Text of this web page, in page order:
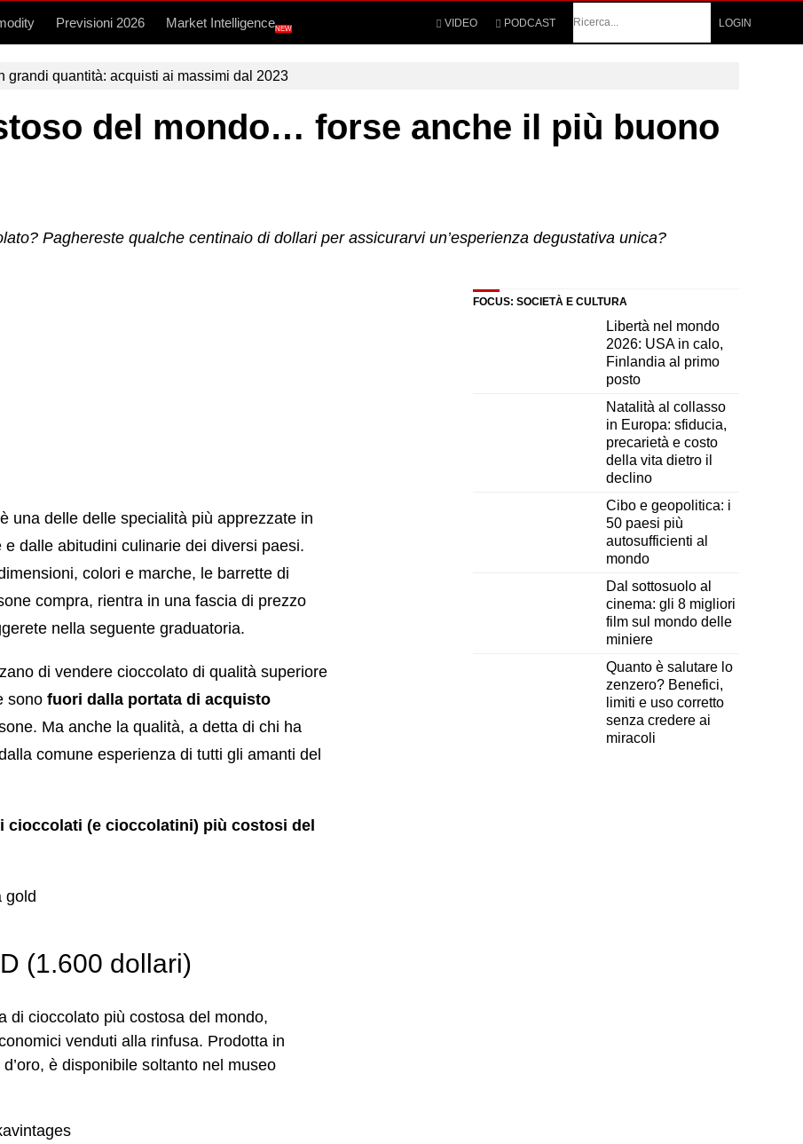
Previsioni 2026 Market IntelligenceNEW VIDEO PODCAST
LOGIN
grandi quantità: acquisti ai massimi dal 2023
del mondo… forse anche il più buono
Paghereste qualche centinaio di dollari per assicurarvi un’esperienza degustativa unica?
è una delle delle specialità più apprezzate in
dalle abitudini culinarie dei diversi paesi.
colori e marche, le barrette di
compra, rientra in una fascia di prezzo
nella seguente graduatoria.
di vendere cioccolato di qualità superiore
sono fuori dalla portata di acquisto
Ma anche la qualità, a detta di chi ha
comune esperienza di tutti gli amanti del
cioccolati (e cioccolatini) più costosi del
(1.600 dollari)
di cioccolato più costosa del mondo,
venduti alla rinfusa. Prodotta in
è disponibile soltanto nel museo
FOCUS: SOCIETÀ E CULTURA
Libertà nel mondo
2026: USA in calo,
Finlandia al primo
posto
Natalità al collasso
in Europa: sfiducia,
precarietà e costo
della vita dietro il
declino
Cibo e geopolitica: i
50 paesi più
autosufficienti al
mondo
Dal sottosuolo al
cinema: gli 8 migliori
film sul mondo delle
miniere
Quanto è salutare lo
zenzero? Benefici,
limiti e uso corretto
senza credere ai
miracoli